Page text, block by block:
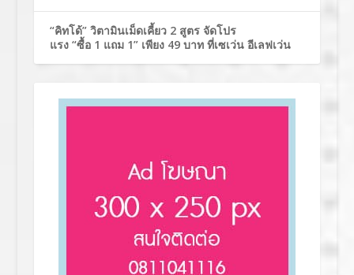
“คิทโด้” วิตามินเม็ดเคี้ยว 2 สูตร จัดโปร
แรง “ซื้อ 1 แถม 1” เพียง 49 บาท ที่เซเว่น อีเลฟเว่น